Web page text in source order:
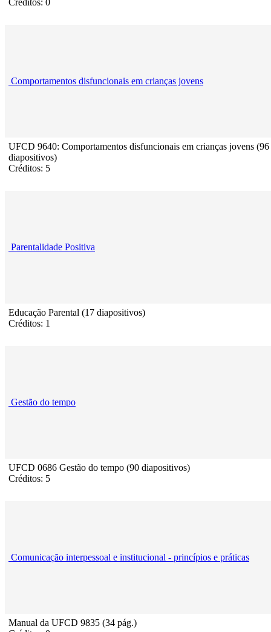
Créditos: 0
Comportamentos disfuncionais em crianças jovens
UFCD 9640: Comportamentos disfuncionais em crianças jovens (96
diapositivos)
Créditos: 5
Parentalidade Positiva
Educação Parental (17 diapositivos)
Créditos: 1
Gestão do tempo
UFCD 0686 Gestão do tempo (90 diapositivos)
Créditos: 5
Comunicação interpessoal e institucional - princípios e práticas
Manual da UFCD 9835 (34 pág.)